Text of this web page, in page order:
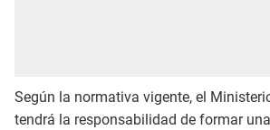
Según la normativa vigente, el
tendrá la responsabilidad de formar